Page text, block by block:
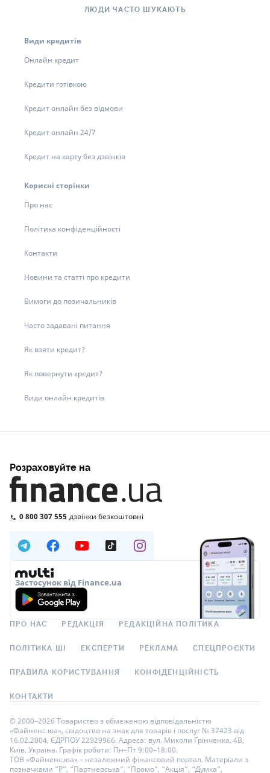
ЛЮДИ ЧАСТО ШУКАЮТЬ
Види кредитів
Онлайн кредит
Кредити готівкою
Кредит онлайн без відмови
Кредит онлайн 24/7
Кредит на карту без дзвінків
Корисні сторінки
Про нас
Політика конфіденційності
Контакти
Новини та статті про кредити
Вимоги до позичальників
Часто задавані питання
Як взяти кредит?
Як повернути кредит?
Види онлайн кредитів
Розраховуйте на
0 800 307 555 дзвінки безкоштовні
Застосунок від Finance.ua
ПРО НАС РЕДАКЦІЯ РЕДАКЦІЙНА ПОЛІТИКА
ПОЛІТИКА ШІ ЕКСПЕРТИ РЕКЛАМА СПЕЦПРОЄКТИ
ПРАВИЛА КОРИСТУВАННЯ КОНФІДЕНЦІЙНІСТЬ
КОНТАКТИ
© 2000–2026 Товариство з обмеженою відповідальністю
«Файненс.юа», свідоцтво на знак для товарів і послуг № 37423 від
16.02.2004, ЄДРПОУ 22929966. Адреса: вул. Миколи Грінченка, 4В,
Київ, Україна. Графік роботи: Пн–Пт 9:00–18:00.
ТОВ «Файненс.юа» – незалежний фінансовий портал. Матеріали з
позначками “Р”, “Партнерська”, “Промо”, “Акція”, “Думка”,